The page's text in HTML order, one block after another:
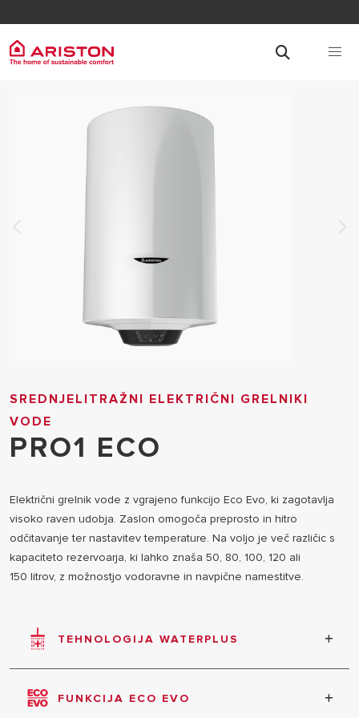
SREDNJELITRAŽNI ELEKTRIČNI GRELNIKI
VODE
PRO1 ECO
Električni grelnik vode z vgrajeno funkcijo Eco Evo, ki zagotavlja
visoko raven udobja. Zaslon omogoča preprosto in hitro
odčitavanje ter nastavitev temperature. Na voljo je več različic s
kapaciteto rezervoarja, ki lahko znaša 50, 80, 100, 120 ali
150 litrov, z možnostjo vodoravne in navpične namestitve.
TEHNOLOGIJA WATERPLUS
Do 16 % več vroče vode.* *Maksimalni ocenjeni
prihranki so odvisni od modela ‒ primerjava je
narejena na podlagi rezultatov preskusa V40 pri
FUNKCIJA ECO EVO